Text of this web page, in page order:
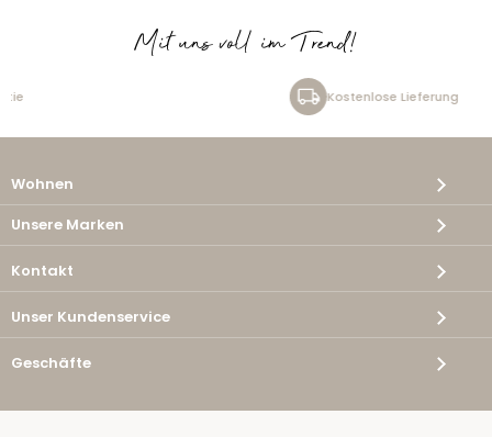
Mit uns voll im Trend!
Kostenlose Lieferung
Wohnen
Unsere Marken
Kontakt
Unser Kundenservice
Geschäfte